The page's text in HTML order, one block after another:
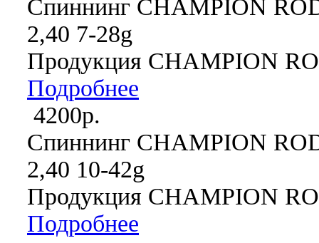
Спиннинг CHAMPION
2,40 7-28g
Продукция CHAMPION
Подробнее
4200р.
Спиннинг CHAMPION
2,40 10-42g
Продукция CHAMPION
Подробнее